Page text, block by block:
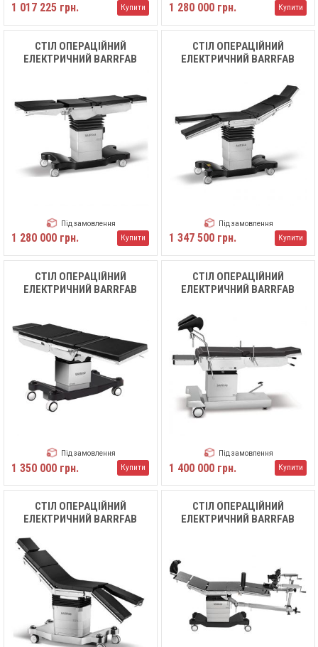
1 017 225 грн. Купити 1 280 000 грн. Купити
СТІЛ ОПЕРАЦІЙНИЙ
ЕЛЕКТРИЧНИЙ BARRFAB
Під замовлення
1 280 000 грн. Купити
СТІЛ ОПЕРАЦІЙНИЙ
ЕЛЕКТРИЧНИЙ BARRFAB
Під замовлення
1 347 500 грн. Купити
СТІЛ ОПЕРАЦІЙНИЙ
ЕЛЕКТРИЧНИЙ BARRFAB
Під замовлення
1 350 000 грн. Купити
СТІЛ ОПЕРАЦІЙНИЙ
ЕЛЕКТРИЧНИЙ BARRFAB
Під замовлення
1 400 000 грн. Купити
СТІЛ ОПЕРАЦІЙНИЙ
ЕЛЕКТРИЧНИЙ BARRFAB
СТІЛ ОПЕРАЦІЙНИЙ
ЕЛЕКТРИЧНИЙ BARRFAB